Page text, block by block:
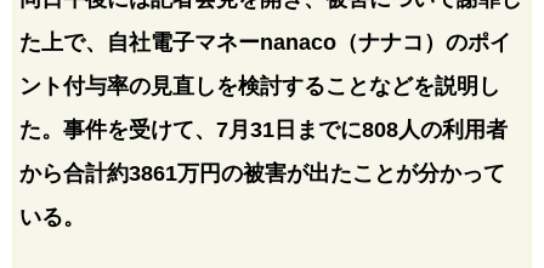
た上で、自社電子マネーnanaco（ナナコ）のポイ
ント付与率の見直しを検討することなどを説明し
た。事件を受けて、7月31日までに808人の利用者
から合計約3861万円の被害が出たことが分かって
いる。